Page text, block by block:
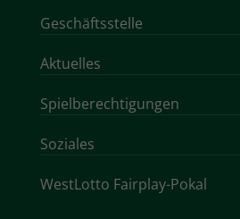
Geschäftsstelle
Aktuelles
Spielberechtigungen
Soziales
WestLotto Fairplay-Pokal